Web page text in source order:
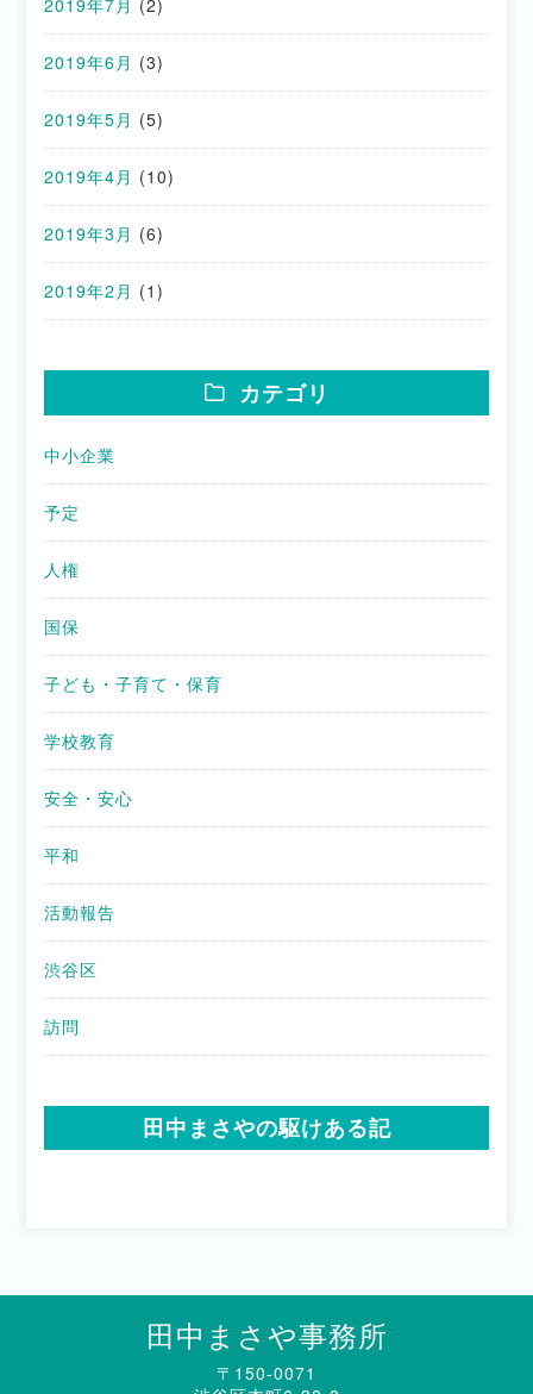
2019年7月 (2)
2019年6月 (3)
2019年5月 (5)
2019年4月 (10)
2019年3月 (6)
2019年2月 (1)
カテゴリ
中小企業
予定
人権
国保
子ども・子育て・保育
学校教育
安全・安心
平和
活動報告
渋谷区
訪問
田中まさやの駆けある記
田中まさや事務所
〒150-0071